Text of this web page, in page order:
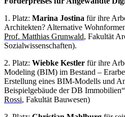
1. Platz: Marina Jostina für ihre
Architekten? Alternative
Prof. Matthias Grunwald, Fakultät
Sozialwissenschaften).
2. Platz: Wiebke Kestler für ihre
Modeling (BIM) im Bestand –
Erstellung eines BIM-Modells und
Beispielgebäude der DB
Rossi, Fakultät Bauwesen)